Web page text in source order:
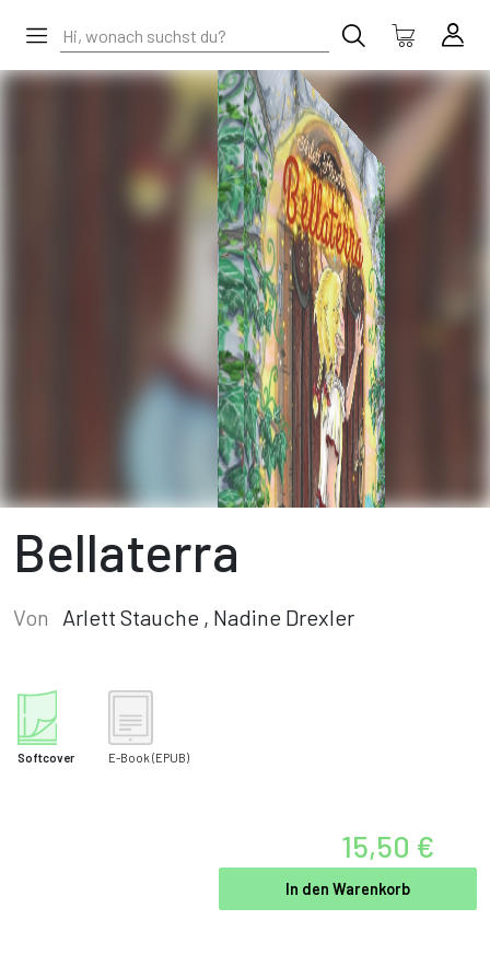
Bellaterra
Von Arlett Stauche , Nadine Drexler
Softcover E-Book (EPUB)
15,50 €
In den Warenkorb